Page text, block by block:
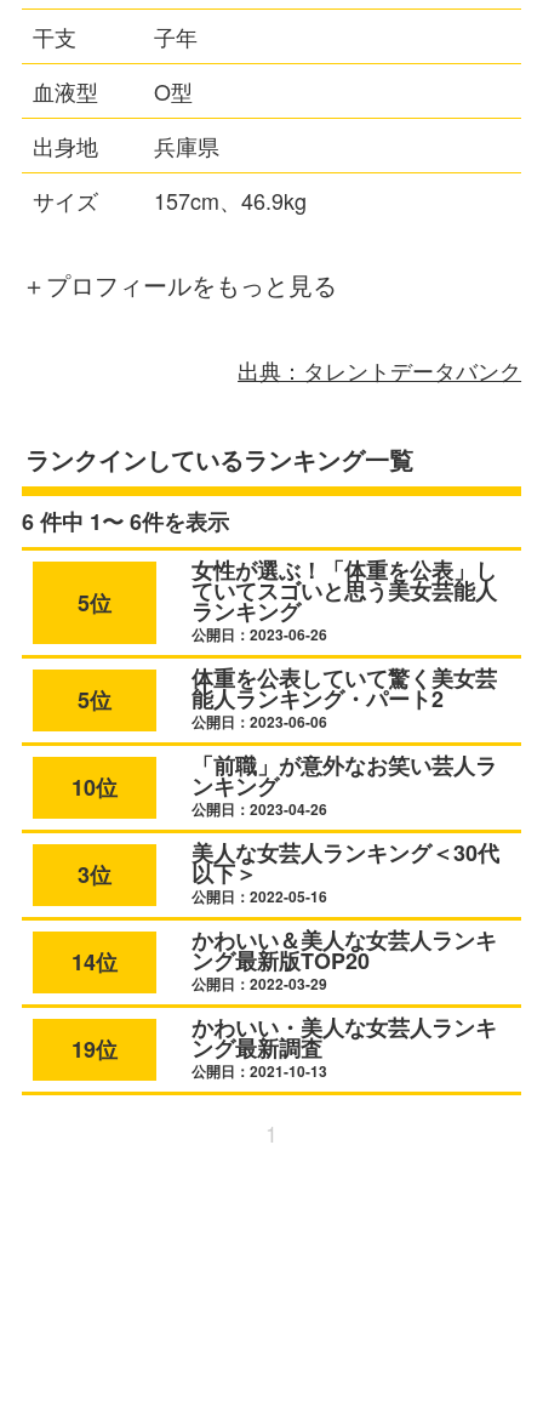
干支
子年
血液型
O型
出身地
兵庫県
サイズ
157cm、46.9kg
＋プロフィールをもっと見る
出典：タレントデータバンク
ランクインしているランキング一覧
6 件中 1〜 6件を表示
5位
女性が選ぶ！「体重を公表」し
ていてスゴいと思う美女芸能人
ランキング
公開日：2023-06-26
5位
体重を公表していて驚く美女芸
能人ランキング・パート2
公開日：2023-06-06
10位
「前職」が意外なお笑い芸人ラ
ンキング
公開日：2023-04-26
3位
美人な女芸人ランキング＜30代
以下＞
公開日：2022-05-16
14位
かわいい＆美人な女芸人ランキ
ング最新版TOP20
公開日：2022-03-29
19位
かわいい・美人な女芸人ランキ
ング最新調査
公開日：2021-10-13
1